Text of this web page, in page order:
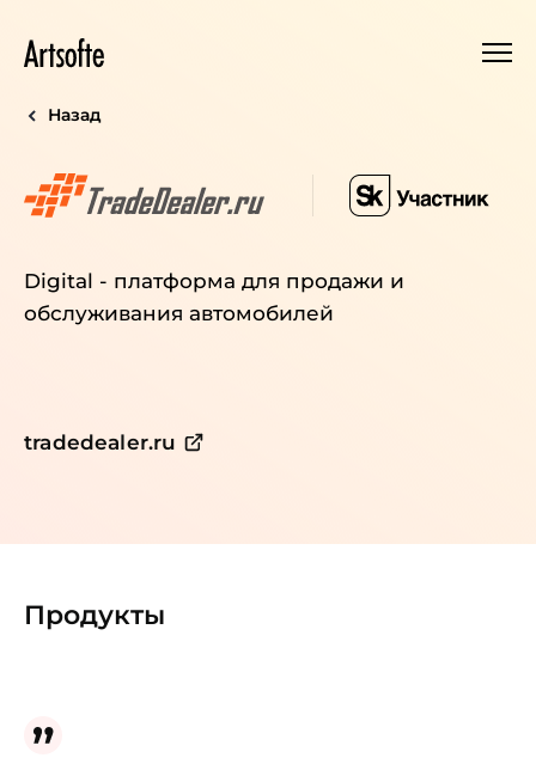
Назад
Digital - платформа для продажи и
обслуживания автомобилей
tradedealer.ru
Продукты